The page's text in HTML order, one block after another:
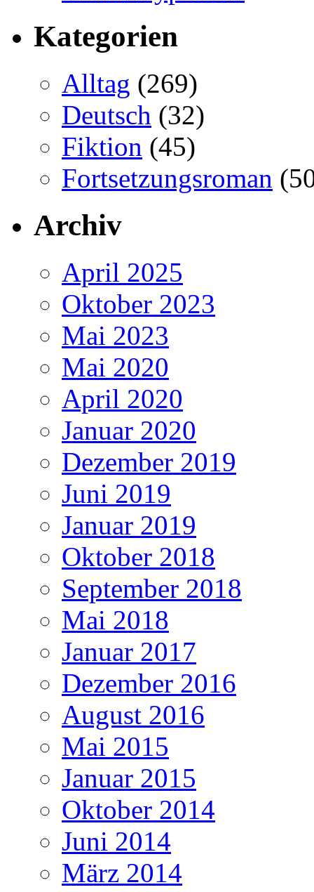
Kategorien
Alltag (269)
Deutsch (32)
Fiktion (45)
Fortsetzungsroman
Archiv
April 2025
Oktober 2023
Mai 2023
Mai 2020
April 2020
Januar 2020
Dezember 2019
Juni 2019
Januar 2019
Oktober 2018
September 2018
Mai 2018
Januar 2017
Dezember 2016
August 2016
Mai 2015
Januar 2015
Oktober 2014
Juni 2014
März 2014